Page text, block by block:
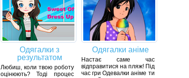
Одягалки з
результатом
Любиш, коли твою роботу
оцінюють? Тоді процес
Одягалки аніме
Настає саме час
відправитися на пляж! Під
час гри Одевалки аніме ти